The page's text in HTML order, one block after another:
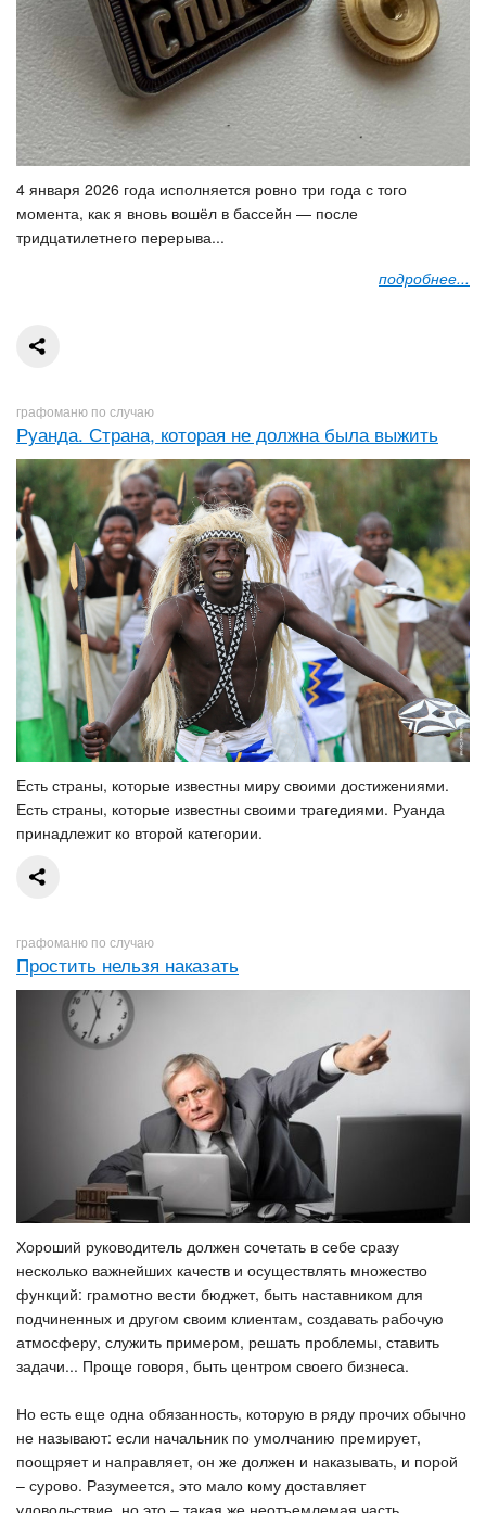
4 января 2026 года исполняется ровно три года с того
момента, как я вновь вошёл в бассейн — после
тридцатилетнего перерыва...
подробнее...
графоманю по случаю
Руанда. Страна, которая не должна была выжить
Есть страны, которые известны миру своими достижениями.
Есть страны, которые известны своими трагедиями. Руанда
принадлежит ко второй категории.
графоманю по случаю
Простить нельзя наказать
Хороший руководитель должен сочетать в себе сразу
несколько важнейших качеств и осуществлять множество
функций: грамотно вести бюджет, быть наставником для
подчиненных и другом своим клиентам, создавать рабочую
атмосферу, служить примером, решать проблемы, ставить
задачи... Проще говоря, быть центром своего бизнеса.
Но есть еще одна обязанность, которую в ряду прочих обычно
не называют: если начальник по умолчанию премирует,
поощряет и направляет, он же должен и наказывать, и порой
– сурово. Разумеется, это мало кому доставляет